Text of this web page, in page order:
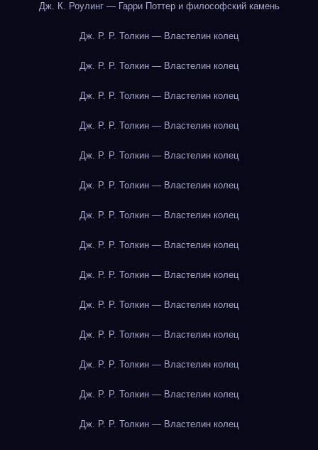
Дж. К. Роулинг — Гарри Поттер и философский камень
Дж. Р. Р. Толкин — Властелин колец
Дж. Р. Р. Толкин — Властелин колец
Дж. Р. Р. Толкин — Властелин колец
Дж. Р. Р. Толкин — Властелин колец
Дж. Р. Р. Толкин — Властелин колец
Дж. Р. Р. Толкин — Властелин колец
Дж. Р. Р. Толкин — Властелин колец
Дж. Р. Р. Толкин — Властелин колец
Дж. Р. Р. Толкин — Властелин колец
Дж. Р. Р. Толкин — Властелин колец
Дж. Р. Р. Толкин — Властелин колец
Дж. Р. Р. Толкин — Властелин колец
Дж. Р. Р. Толкин — Властелин колец
Дж. Р. Р. Толкин — Властелин колец